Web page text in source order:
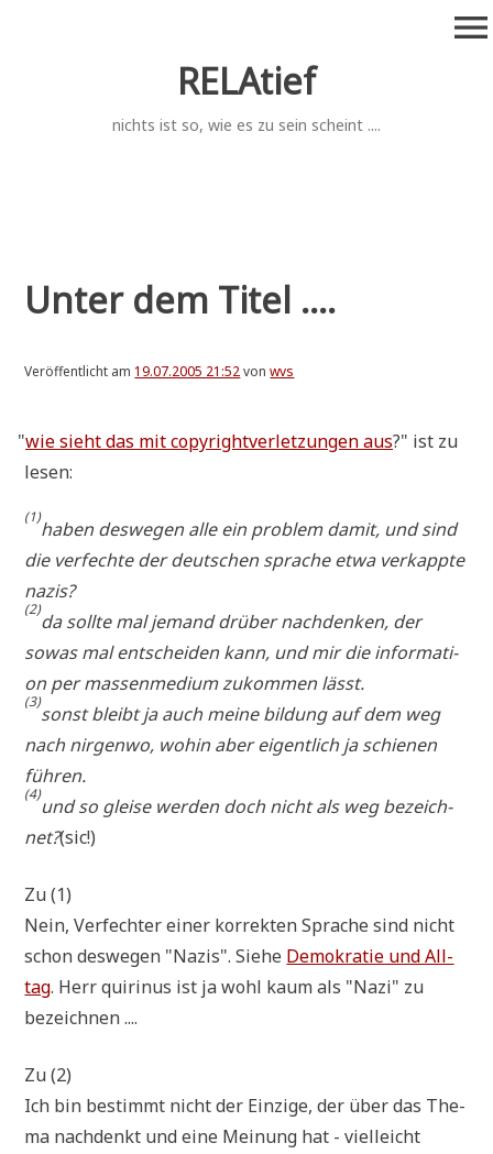
RELAtief
nichts ist so, wie es zu sein scheint ....
menu
Unter dem Titel ....
Veröffentlicht am 19.07.2005 21:52vonwvs
"wie sieht das mit copy­right­ver­let­zun­gen aus?" ist zu
lesen:
(1)
haben des­we­gen alle ein pro­blem damit, und sind
die ver­fech­te der deut­schen spra­che etwa ver­kapp­te
nazis?
(2)
da soll­te mal jemand drü­ber nach­den­ken, der
sowas mal ent­schei­den kann, und mir die infor­ma­ti­
on per mas­sen­me­di­um zukom­men lässt.
(3)
sonst bleibt ja auch mei­ne bil­dung auf dem weg
nach nir­gen­wo, wohin aber eigent­lich ja schie­nen
führen.
(4)
und so glei­se wer­den doch nicht als weg bezeich­
net?(sic!)
Zu (1)
Nein, Ver­fech­ter einer kor­rek­ten Spra­che sind nicht
schon des­we­gen "Nazis". Sie­he Demo­kra­tie und All­
tag. Herr qui­ri­nus ist ja wohl kaum als "Nazi" zu
bezeichnen ....
Zu (2)
Ich bin bestimmt nicht der Ein­zi­ge, der über das The­
ma nach­denkt und eine Mei­nung hat - viel­leicht